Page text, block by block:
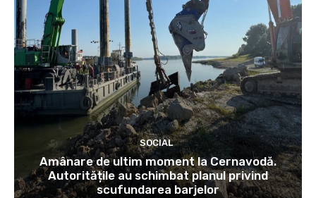
SOCIAL
Amânare de ultim moment la Cernavodă.
Autoritățile au schimbat planul privind
scufundarea barjelor